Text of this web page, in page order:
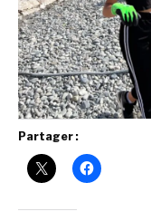
Partager :